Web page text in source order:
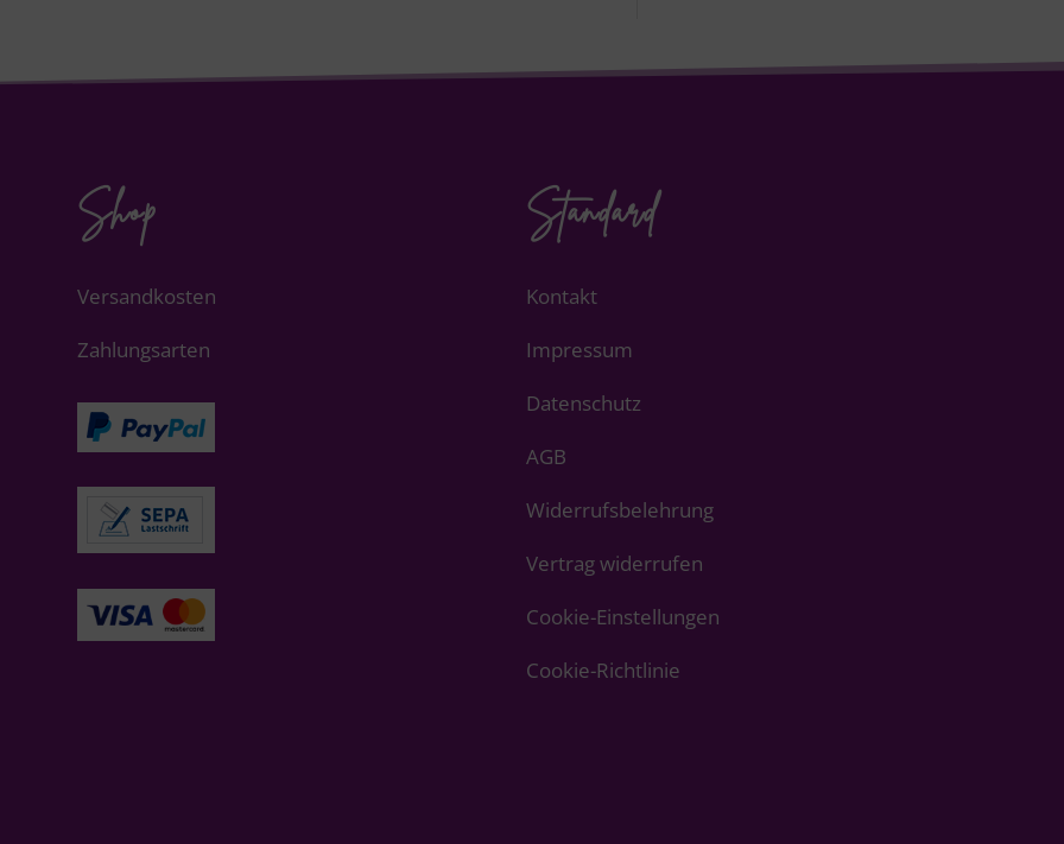
Shop
Versandkosten
Zahlungsarten
Standard
Kontakt
Impressum
Datenschutz
AGB
Widerrufsbelehrung
Vertrag widerrufen
Cookie-Einstellungen
Cookie-Richtlinie